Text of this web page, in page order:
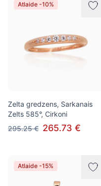
Atlaide -10%
Zelta gredzens, Sarkanais
Zelts 585°, Cirkoni
295.25 € 265.73 €
Atlaide -15%